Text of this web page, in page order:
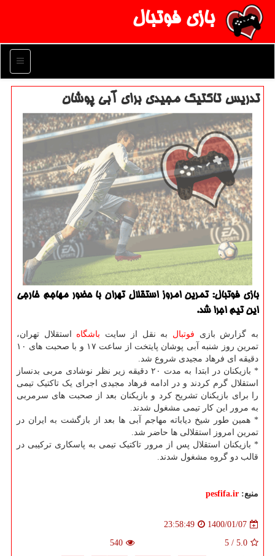
بازی فوتبال
منو
تدریس تاكتیك مجیدی برای آبی پوشان
بازی فوتبال: تمرین امروز استقلال تهران با حضور مهاجم خارجی
این تیم اجرا شد.
به گزارش بازی فوتبال به نقل از سایت باشگاه استقلال تهران،
تمرین روز شنبه آبی پوشان پایتخت از ساعت ۱۷ و با صحبت های ۱۰
دقیقه ای فرهاد مجیدی شروع شد.
* بازیکنان در ابتدا به مدت ۲۰ دقیقه زیر نظر نوشادی مربی بدنساز
استقلال گرم کردند و در ادامه فرهاد مجیدی اجرای یک تاکتیک تیمی
را برای بازیکنان تشریح کرد و بازیکنان بعد از صحبت های سرمربی
به مرور این کار تیمی مشغول شدند.
* همین طور شیخ دیاباته مهاجم آبی ها بعد از بازگشت به ایران در
تمرین امروز استقلالی ها حاضر شد.
* بازیکنان استقلال پس از مرور تاکتیک تیمی به پاسکاری ترکیبی در
قالب دو گروه مشغول شدند.
منبع: pesfifa.ir
1400/01/07
23:58:49
5.0
/
5
540